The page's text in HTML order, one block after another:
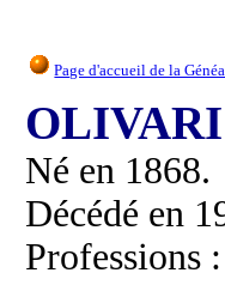
Page d'accueil de la
Né en 1868.
Décédé en
Professions